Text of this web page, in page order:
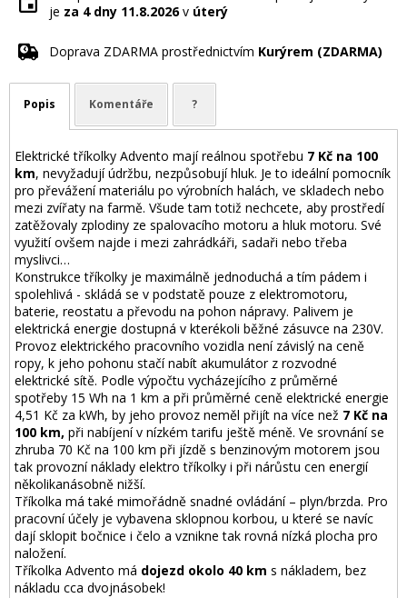
je za 4 dny 11.8.2026v úterý
Doprava ZDARMA prostřednictvím Kurýrem (ZDARMA)
Popis Komentáře ?
Elektrické tříkolky Advento mají reálnou spotřebu 7 Kč na 100
km, nevyžadují údržbu, nezpůsobují hluk. Je to ideální pomocník
pro převážení materiálu po výrobních halách, ve skladech nebo
mezi zvířaty na farmě. Všude tam totiž nechcete, aby prostředí
zatěžovaly zplodiny ze spalovacího motoru a hluk motoru. Své
využití ovšem najde i mezi zahrádkáři, sadaři nebo třeba
myslivci…
Konstrukce tříkolky je maximálně jednoduchá a tím pádem i
spolehlivá - skládá se v podstatě pouze z elektromotoru,
baterie, reostatu a převodu na pohon nápravy. Palivem je
elektrická energie dostupná v kterékoli běžné zásuvce na 230V.
Provoz elektrického pracovního vozidla není závislý na ceně
ropy, k jeho pohonu stačí nabít akumulátor z rozvodné
elektrické sítě. Podle výpočtu vycházejícího z průměrné
spotřeby 15 Wh na 1 km a při průměrné ceně elektrické energie
4,51 Kč za kWh, by jeho provoz neměl přijít na více než 7 Kč na
100 km, při nabíjení v nízkém tarifu ještě méně. Ve srovnání se
zhruba 70 Kč na 100 km při jízdě s benzinovým motorem jsou
tak provozní náklady elektro tříkolky i při nárůstu cen energií
několikanásobně nižší.
Tříkolka má také mimořádně snadné ovládání – plyn/brzda. Pro
pracovní účely je vybavena sklopnou korbou, u které se navíc
dají sklopit bočnice i čelo a vznikne tak rovná nízká plocha pro
naložení.
Tříkolka Advento má dojezd okolo 40 km s nákladem, bez
nákladu cca dvojnásobek!